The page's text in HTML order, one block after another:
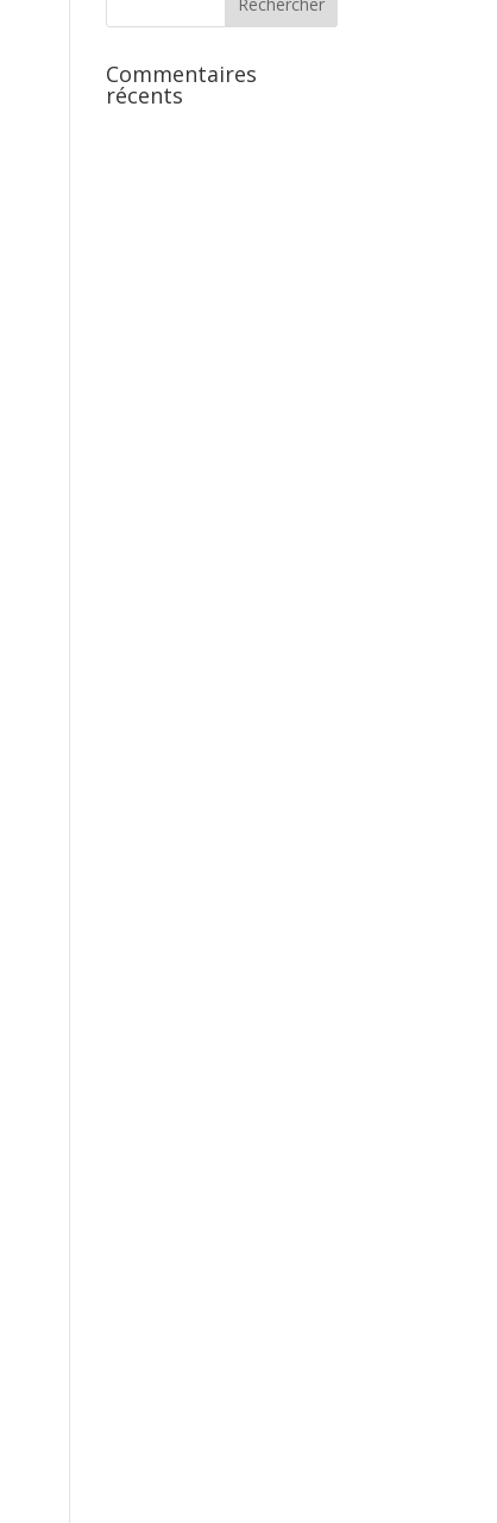
Commentaires
récents